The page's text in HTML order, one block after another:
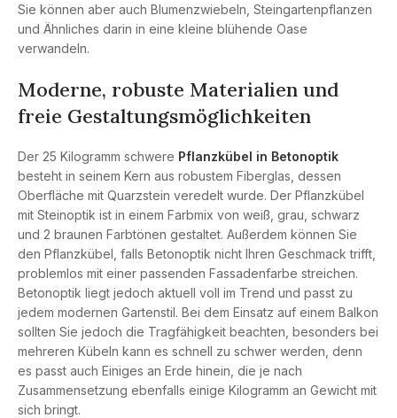
Sie können aber auch Blumenzwiebeln, Steingartenpflanzen
und Ähnliches darin in eine kleine blühende Oase
verwandeln.
Moderne, robuste Materialien und
freie Gestaltungsmöglichkeiten
Der 25 Kilogramm schwere Pflanzkübel in Betonoptik
besteht in seinem Kern aus robustem Fiberglas, dessen
Oberfläche mit Quarzstein veredelt wurde. Der Pflanzkübel
mit Steinoptik ist in einem Farbmix von weiß, grau, schwarz
und 2 braunen Farbtönen gestaltet. Außerdem können Sie
den Pflanzkübel, falls Betonoptik nicht Ihren Geschmack trifft,
problemlos mit einer passenden Fassadenfarbe streichen.
Betonoptik liegt jedoch aktuell voll im Trend und passt zu
jedem modernen Gartenstil. Bei dem Einsatz auf einem Balkon
sollten Sie jedoch die Tragfähigkeit beachten, besonders bei
mehreren Kübeln kann es schnell zu schwer werden, denn
es passt auch Einiges an Erde hinein, die je nach
Zusammensetzung ebenfalls einige Kilogramm an Gewicht mit
sich bringt.